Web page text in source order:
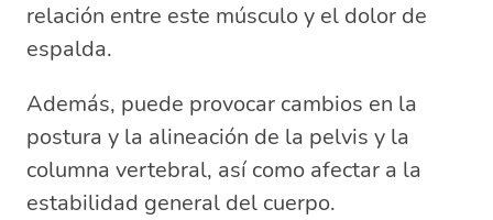
relación entre este músculo y el dolor de
espalda.
Además, puede provocar cambios en la
postura y la alineación de la pelvis y la
columna vertebral, así como afectar a la
estabilidad general del cuerpo.